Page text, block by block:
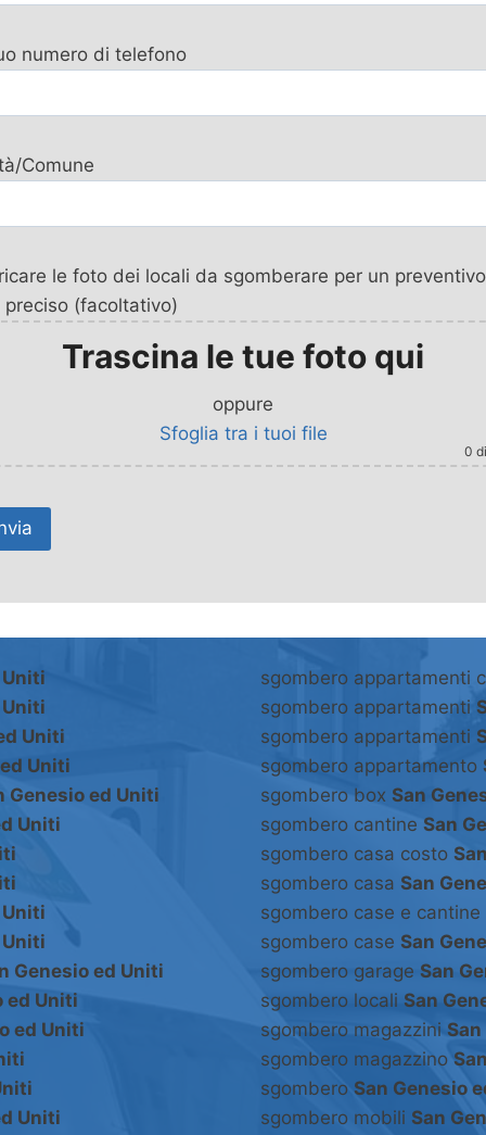
numero di telefono
Comune
le foto dei locali da sgomberare per un preventivo
preciso (facoltativo)
Trascina le tue foto qui
oppure
Sfoglia tra i tuoi file
0
Uniti
Uniti
Uniti
Uniti
Genesio ed Uniti
Uniti
Uniti
Uniti
Genesio ed Uniti
ed Uniti
ed Uniti
Uniti
sgombero appartamenti
sgombero appartamenti
sgombero appartamenti
sgombero appartamento
sgombero box San
sgombero cantine San
sgombero casa costo
sgombero casa San
sgombero case e cantine
sgombero case San
sgombero garage San
sgombero locali San
sgombero magazzini
sgombero magazzino
sgombero San Genesio
sgombero mobili San